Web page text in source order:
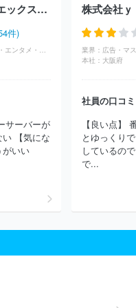
株式会社レジスタエックスワン
件)
広告・マスコミ(芸能・エンタメ・映画・音楽)
サーバーが
【気にな
がいい
業界：
本社： 大阪府
社員の口コミ
【良い点】
とゆっくり
しているの
で...